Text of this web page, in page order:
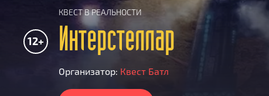
КВЕСТ В РЕАЛЬНОСТИ
Интерстеллар
12+
Организатор: Квест Батл